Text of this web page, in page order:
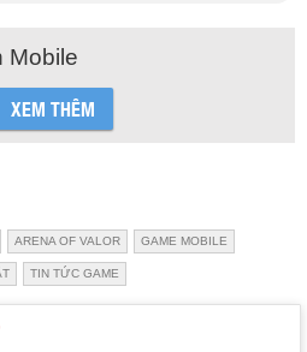
Mobile
XEM THÊM
ARENA OF VALOR GAME MOBILE
TIN TỨC GAME